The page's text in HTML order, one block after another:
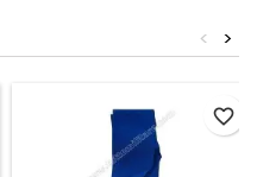
>
<
favorite_border